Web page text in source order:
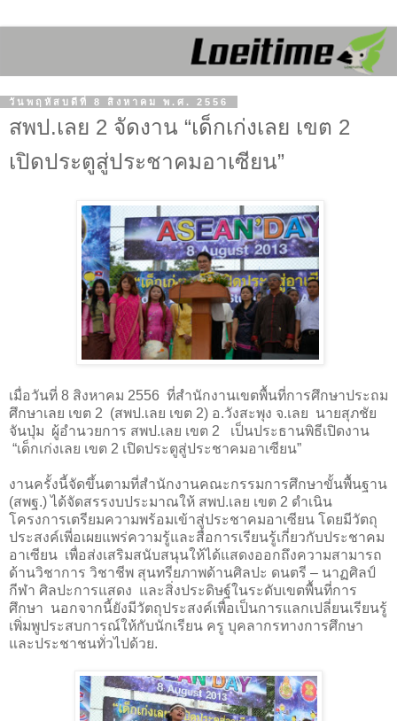
วันพฤหัสบดีที่ 8 สิงหาคม พ.ศ. 2556
สพป.เลย 2 จัดงาน “เด็กเก่งเลย เขต 2
เปิดประตูสู่ประชาคมอาเซียน”
เมื่อวันที่ 8 สิงหาคม 2556 ที่สำนักงานเขตพื้นที่การศึกษาประถม
ศึกษาเลย เขต 2 (สพป.เลย เขต 2) อ.วังสะพุง จ.เลย นายสุภชัย
จันปุ่ม ผู้อำนวยการ สพป.เลย เขต 2 เป็นประธานพิธีเปิดงาน
“เด็กเก่งเลย เขต 2 เปิดประตูสู่ประชาคมอาเซียน”
งานครั้งนี้จัดขึ้นตามที่สำนักงานคณะกรรมการศึกษาขั้นพื้นฐาน
(สพฐ.) ได้จัดสรรงบประมาณให้ สพป.เลย เขต 2 ดำเนิน
โครงการเตรียมความพร้อมเข้าสู่ประชาคมอาเซียน โดยมีวัตถุ
ประสงค์เพี่อเผยแพร่ความรู้และสื่อการเรียนรู้เกี่ยวกับประชาคม
อาเซียน เพื่อส่งเสริมสนับสนุนให้ได้แสดงออกถึงความสามารถ
ด้านวิชาการ วิชาชีพ สุนทรียภาพด้านศิลปะ ดนตรี – นาฏศิลป์
กีฬา ศิลปะการแสดง และสิ่งประดิษฐ์ในระดับเขตพื้นที่การ
ศึกษา นอกจากนี้ยังมีวัตถุประสงค์เพื่อเป็นการแลกเปลี่ยนเรียนรู้
เพิ่มพูประสบการณ์ให้กับนักเรียน ครู บุคลากรทางการศึกษา
และประชาชนทั่วไปด้วย.